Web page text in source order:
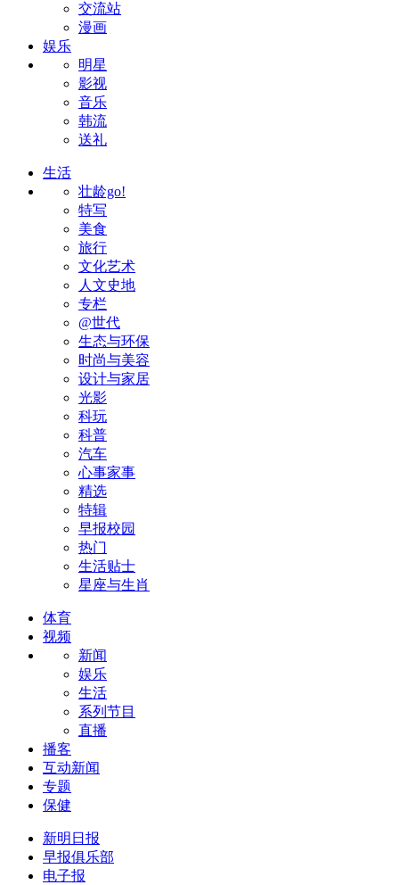
交流站
漫画
娱乐
明星
影视
音乐
韩流
送礼
生活
壮龄go!
特写
美食
旅行
文化艺术
人文史地
专栏
@世代
生态与环保
时尚与美容
设计与家居
光影
科玩
科普
汽车
心事家事
精选
特辑
早报校园
热门
生活贴士
星座与生肖
体育
视频
新闻
娱乐
生活
系列节目
直播
播客
互动新闻
专题
保健
新明日报
早报俱乐部
电子报